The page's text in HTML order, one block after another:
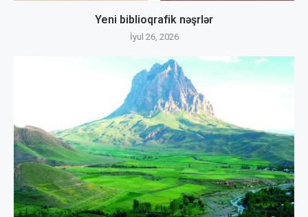
Yeni biblioqrafik nəşrlər
İyul 26, 2026